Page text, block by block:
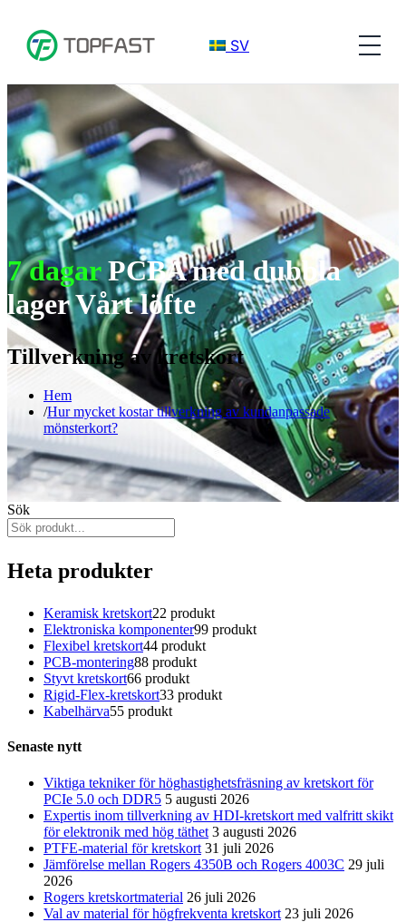
SV
7 dagarPCBA med dubbla
lager Vårt löfte
Tillverkning av kretskort
Hem
Hur mycket kostar tillverkning av kundanpassade
mönsterkort?
Sök
Heta produkter
Keramisk kretskort22 produkt
Elektroniska komponenter99 produkt
Flexibel kretskort44 produkt
PCB-montering88 produkt
Styvt kretskort66 produkt
Rigid-Flex-kretskort33 produkt
Kabelhärva55 produkt
Senaste nytt
Viktiga tekniker för höghastighetsfräsning av kretskort för
PCIe 5.0 och DDR5 5 augusti 2026
Expertis inom tillverkning av HDI-kretskort med valfritt skikt
för elektronik med hög täthet 3 augusti 2026
PTFE-material för kretskort 31 juli 2026
Jämförelse mellan Rogers 4350B och Rogers 4003C 29 juli
2026
Rogers kretskortmaterial 26 juli 2026
Val av material för högfrekventa kretskort 23 juli 2026